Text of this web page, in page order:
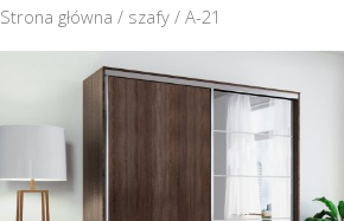
Strona główna / szafy / A-21